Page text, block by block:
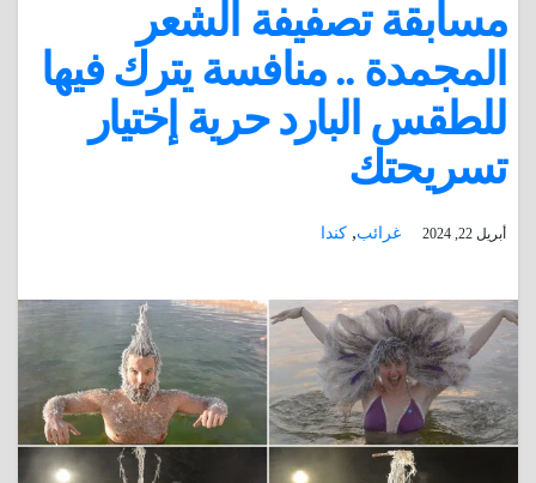
مسابقة تصفيفة الشعر
المجمدة .. منافسة يترك فيها
للطقس البارد حرية إختيار
تسريحتك
أبريل 22, 2024 غرائب, كندا